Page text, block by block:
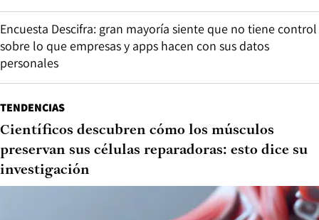
Encuesta Descifra: gran mayoría siente que no tiene control
sobre lo que empresas y apps hacen con sus datos
personales
TENDENCIAS
Científicos descubren cómo los músculos
preservan sus células reparadoras: esto dice su
investigación